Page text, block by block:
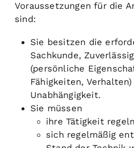
Voraussetzungen für die
sind:
Sie besitzen die
Sachkunde,
(persönliche
Fähigkeiten, Verhalten)
Unabhängigkeit.
Sie müssen
ihre Tätigkeit
sich regelmäßig